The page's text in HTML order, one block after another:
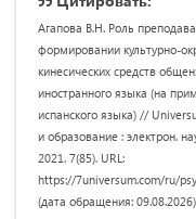
Агапова В.Н. Роль
формировании культурно-
кинесических средств
иностранного языка (на
испанского языка) //
и образование : электрон.
2021. 7(85). URL:
https://7universum.com/ru/
(дата обращения: